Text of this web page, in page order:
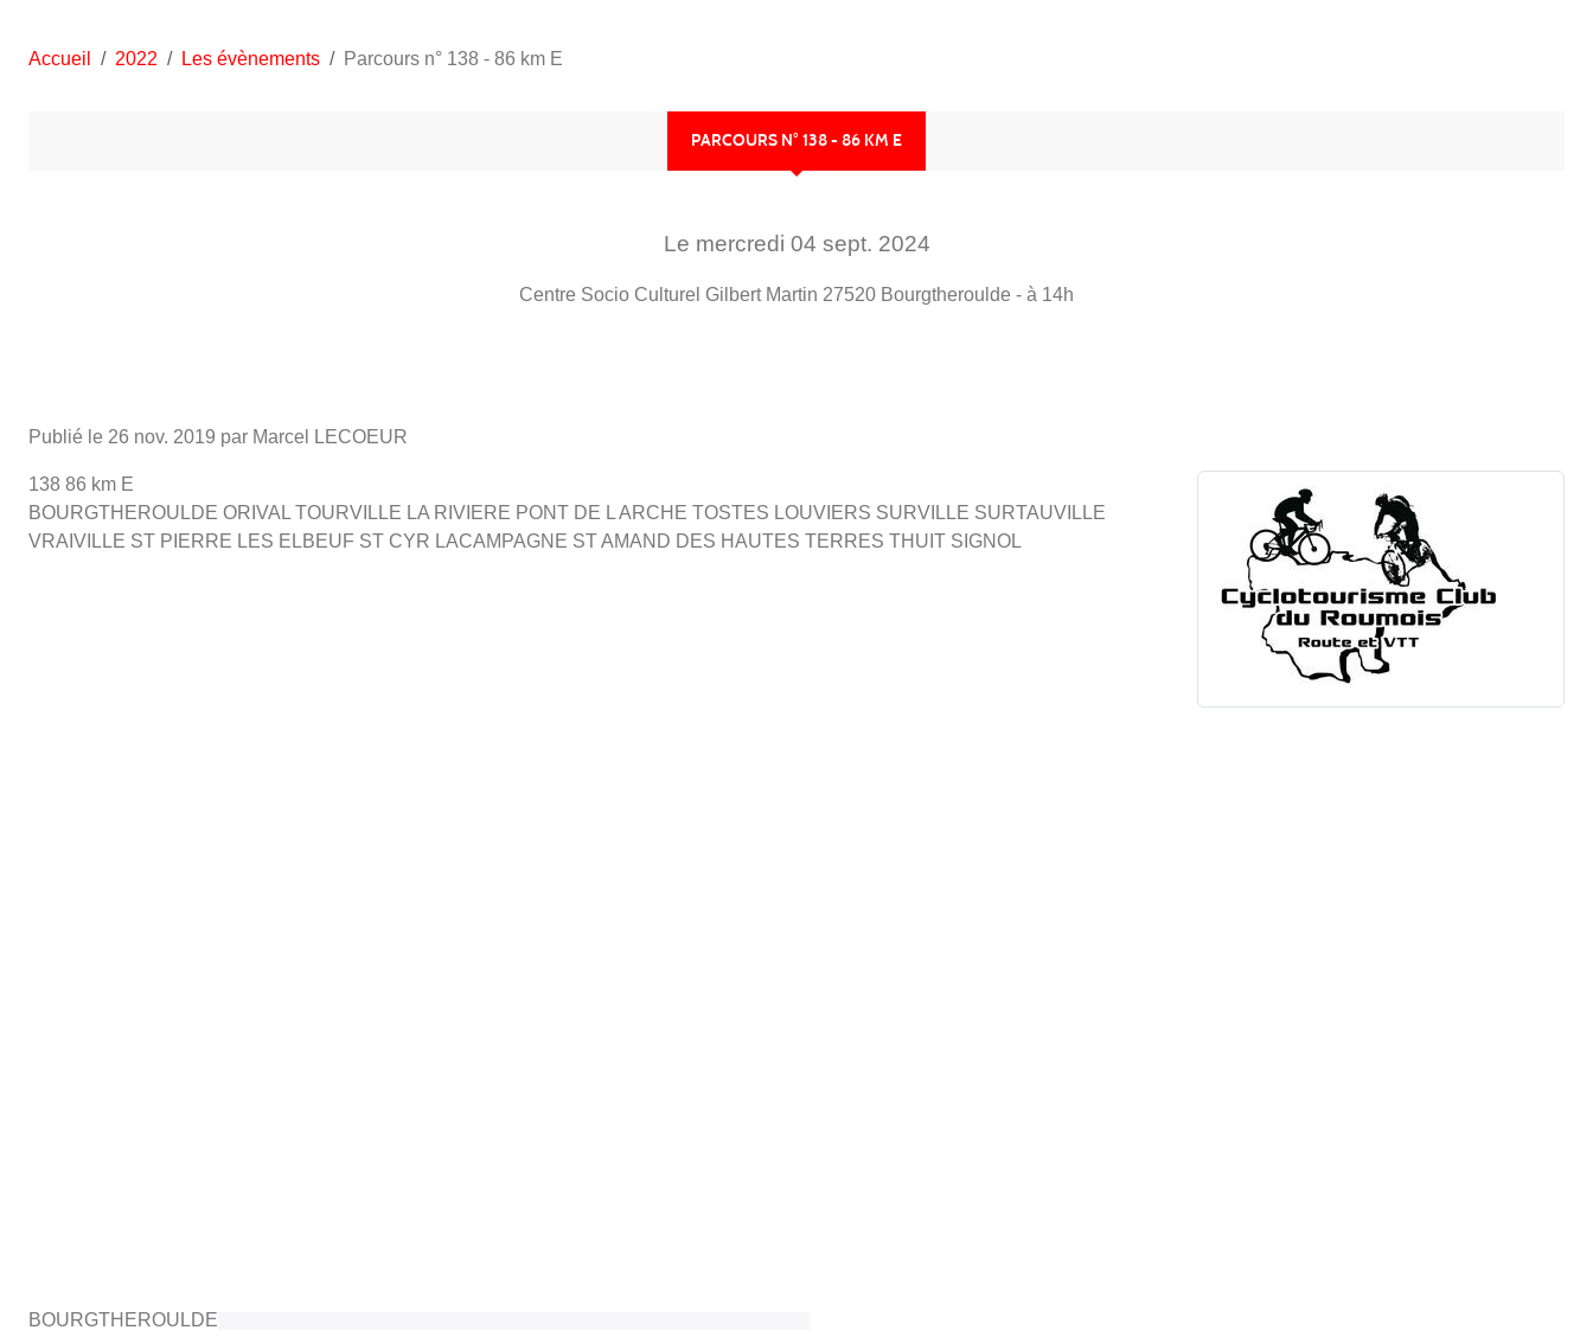
Accueil 2022 Les évènements Parcours n° 138 - 86 km E
PARCOURS N° 138 - 86 KM E
Le mercredi 04 sept. 2024
Centre Socio Culturel Gilbert Martin 27520 Bourgtheroulde - à 14h
Publié le 26 nov. 2019 par Marcel LECOEUR
138 86 km E
BOURGTHEROULDE ORIVAL TOURVILLE LA RIVIERE PONT DE L ARCHE TOSTES LOUVIERS SURVILLE SURTAUVILLE
VRAIVILLE ST PIERRE LES ELBEUF ST CYR LACAMPAGNE ST AMAND DES HAUTES TERRES THUIT SIGNOL
BOURGTHEROULDE